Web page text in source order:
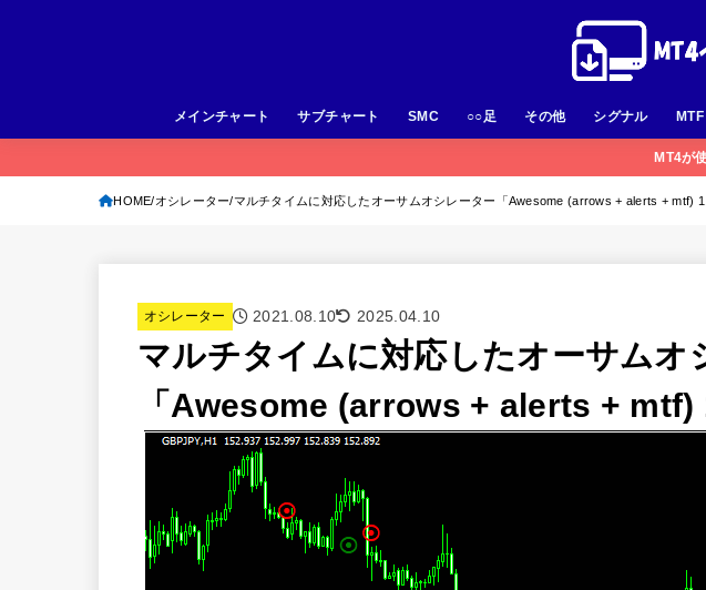
メインチャート サブチャート SMC ○○足 その他 シグナル MTF
MT4が
HOME オシレーター マルチタイムに対応したオーサムオシレーター「Awesome (arrows + alerts + mtf)
オシレーター 2021.08.10 2025.04.10
マルチタイムに対応したオーサムオ
「Awesome (arrows + alerts + mtf)